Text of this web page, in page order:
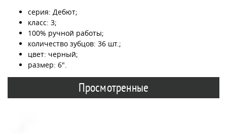
серия: Дебют;
класс: 3;
100% ручной работы;
количество зубцов: 36 шт.;
цвет: черный;
размер: 6".
Просмотренные